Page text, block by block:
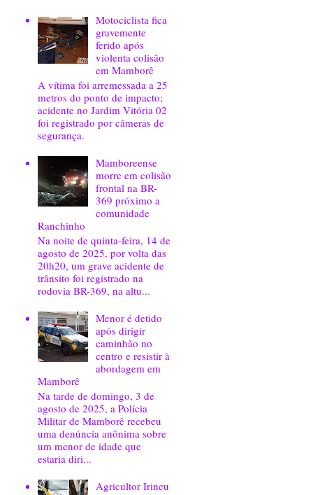
Motociclista fica
gravemente
ferido após
violenta colisão
em Mamborê
A vítima foi arremessada a 25
metros do ponto de impacto;
acidente no Jardim Vitória 02
foi registrado por câmeras de
segurança.
Mamboreense
morre em colisão
frontal na BR-
369 próximo a
comunidade
Ranchinho
Na noite de quinta-feira, 14 de
agosto de 2025, por volta das
20h20, um grave acidente de
trânsito foi registrado na
rodovia BR-369, na altu...
Menor é detido
após dirigir
caminhão no
centro e resistir à
abordagem em
Mamborê
Na tarde de domingo, 3 de
agosto de 2025, a Polícia
Militar de Mamborê recebeu
uma denúncia anônima sobre
um menor de idade que
estaria diri...
Agricultor Irineu